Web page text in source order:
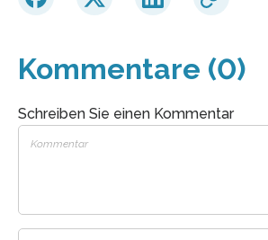
Kommentare (0)
Schreiben Sie einen Kommentar